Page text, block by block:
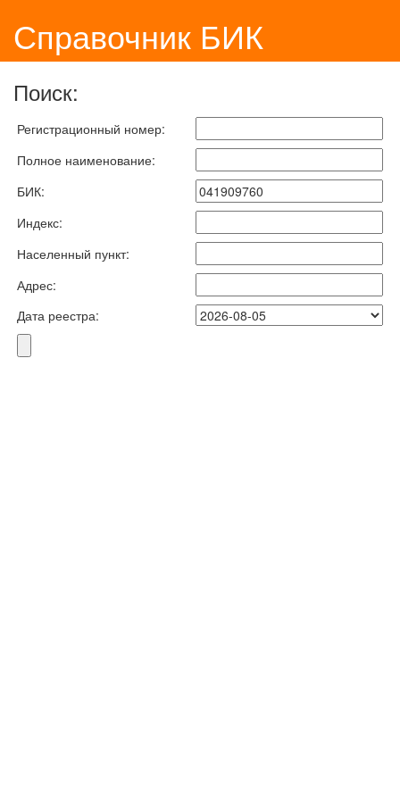
Справочник БИК
Поиск:
Регистрационный номер:
Полное наименование:
БИК:
Индекс:
Населенный пункт:
Адрес:
Дата реестра: